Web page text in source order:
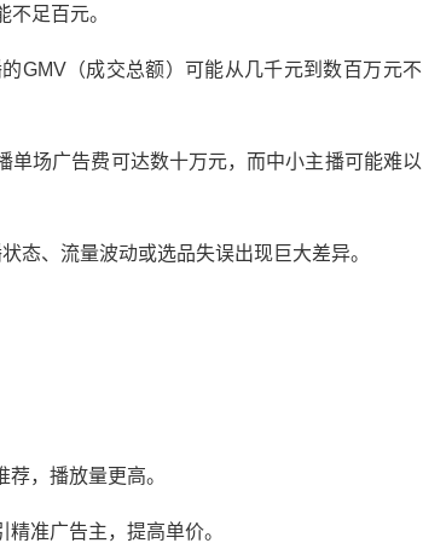
足百元。
GMV（成交总额）可能从几千元到数百万元不
单场广告费可达数十万元，而中小主播可能难以
态、流量波动或选品失误出现巨大差异。
，播放量更高。
准广告主，提高单价。